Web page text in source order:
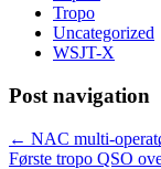
Tropo
Uncategorized
WSJT-X
Post navigation
← NAC multi-
Første tropo QSO